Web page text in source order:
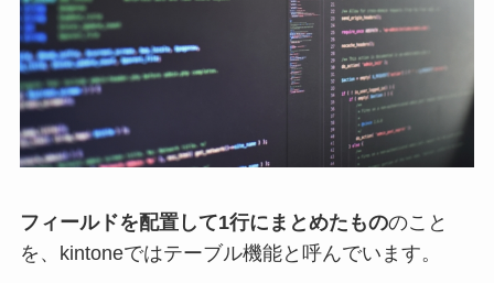
フィールドを配置して1行にまとめたもののこと
を、kintoneではテーブル機能と呼んでいます。